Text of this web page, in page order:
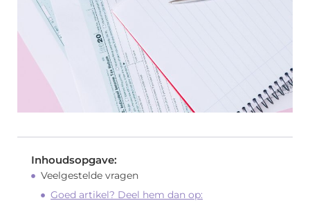
Inhoudsopgave:
Veelgestelde vragen
Goed artikel? Deel hem dan op: